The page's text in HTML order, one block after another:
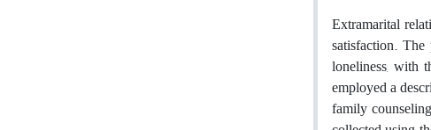
Extramarital
satisfaction.
loneliness, with
employed a
family